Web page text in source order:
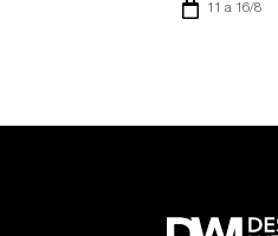
11 a 16/8